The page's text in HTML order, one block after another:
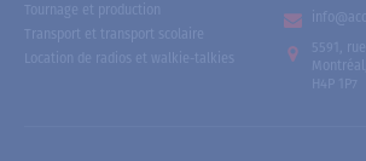
Tournage et production
Transport et transport scolaire
Location de radios et walkie-talkies
5591, rue
H4P 1P7